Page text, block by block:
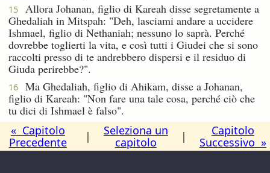
15
Allora Johanan, figlio di Kareah disse segretamente a
Ghedaliah in Mitspah: "Deh, lasciami andare a uccidere
Ishmael, figlio di Nethaniah; nessuno lo saprà. Perché
dovrebbe toglierti la vita, e così tutti i Giudei che si sono
raccolti presso di te andrebbero dispersi e il residuo di
Giuda perirebbe?".
16
Ma Ghedaliah, figlio di Ahikam, disse a Johanan,
figlio di Kareah: "Non fare una tale cosa, perché ciò che
tu dici di Ishmael è falso".
« Capitolo
Precedente
|
Seleziona un
capitolo
|
Capitolo
Successivo »